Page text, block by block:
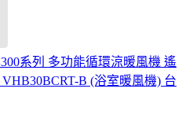
系列 多功能循環涼暖風機 遙
B (浴室暖風機) 台